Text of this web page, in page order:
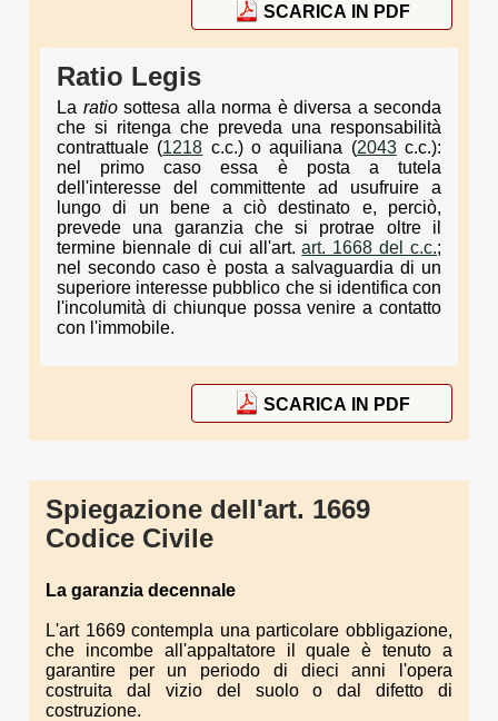
SCARICA IN PDF
Ratio Legis
La ratiosottesa alla norma è diversa a seconda
che si ritenga che preveda una responsabilità
contrattuale (1218 c.c.) o aquiliana (2043c.c.):
nel primo caso essa è posta a tutela
dell'interesse del committente ad usufruire a
lungo di un bene a ciò destinato e, perciò,
prevede una garanzia che si protrae oltre il
termine biennale di cui all'art.art. 1668 del c.c.;
nel secondo caso è posta a salvaguardia di un
superiore interesse pubblico che si identifica con
l'incolumità di chiunque possa venire a contatto
con l'immobile.
SCARICA IN PDF
Spiegazione dell'art. 1669
Codice Civile
La garanzia decennale
L'art 1669 contempla una particolare obbligazione,
che incombe all'appaltatore il quale è tenuto a
garantire per un periodo di dieci anni l'opera
costruita dal vizio del suolo o dal difetto di
costruzione.